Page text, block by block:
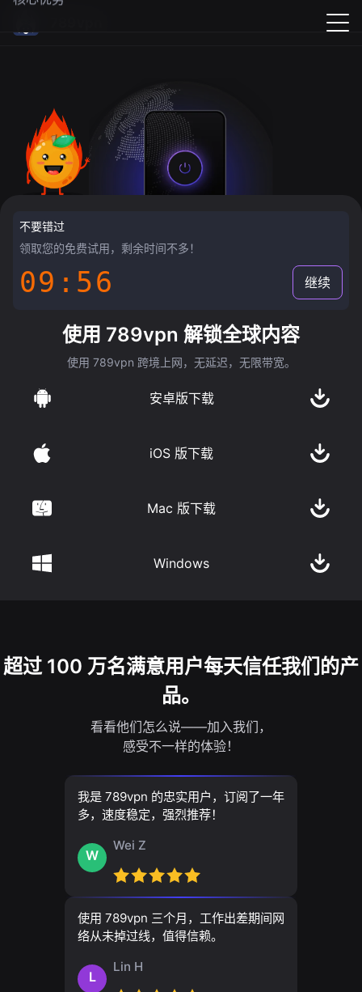
不要错过
领取您的免费试用，剩余时间不多！
09:55 继续
使用 789vpn 解锁全球内容
使用 789vpn 跨境上网，无延迟，无限带宽。
安卓版下载
iOS 版下载
Mac 版下载
Windows
超过 100 万名满意用户每天信任我们的产
品。
看看他们怎么说——加入我们，
感受不一样的体验！
我是 789vpn 的忠实用户，订阅了一年
多，速度稳定，强烈推荐！
W
Wei Z
使用 789vpn 三个月，工作出差期间网
络从未掉过线，值得信赖。
L
Lin H